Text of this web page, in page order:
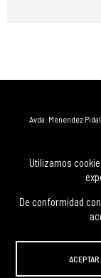
Utilizamos
De conformidad
ACEPTAR
Avda. Menendez